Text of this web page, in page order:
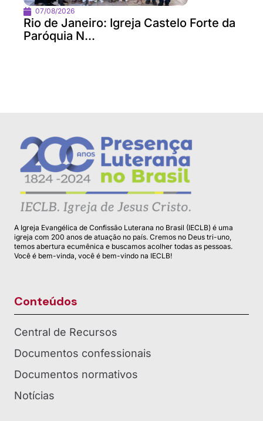
07/08/2026
Rio de Janeiro: Igreja Castelo Forte da
Paróquia N...
A Igreja Evangélica de Confissão Luterana no Brasil (IECLB) é uma
igreja com 200 anos de atuação no país. Cremos no Deus tri-uno,
temos abertura ecumênica e buscamos acolher todas as pessoas.
Você é bem-vinda, você é bem-vindo na IECLB!
Conteúdos
Central de Recursos
Documentos confessionais
Documentos normativos
Notícias